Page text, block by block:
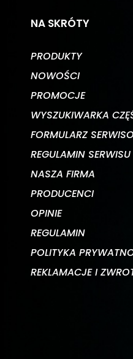
NA SKRÓTY
PRODUKTY
NOWOŚCI
PROMOCJE
WYSZUKIWARKA
FORMULARZ
REGULAMIN SERWISU
NASZA FIRMA
PRODUCENCI
OPINIE
REGULAMIN
POLITYKA
REKLAMACJE I